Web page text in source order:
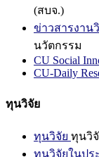
(สบจ.)
ข่าวสารงาน
นวัตกรรม
CU Social
CU-Daily
ทุนวิจัย
ทุนวิจัย ทุนวิ
ทุนวิจัยในปร